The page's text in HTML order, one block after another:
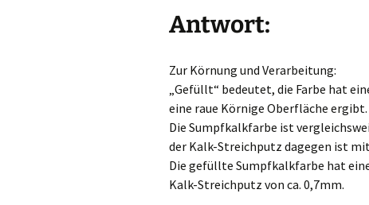
Antwort:
Zur Körnung und Verarbeitung:
„Gefüllt“ bedeutet, die Farbe hat
eine raue Körnige Oberfläche ergibt.
Die Sumpfkalkfarbe ist
der Kalk-Streichputz dagegen ist
Die gefüllte Sumpfkalkfarbe hat
Kalk-Streichputz von ca. 0,7mm.